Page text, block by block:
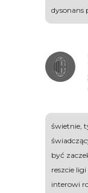
dysonans
świetnie,
być
reszcie
interowi